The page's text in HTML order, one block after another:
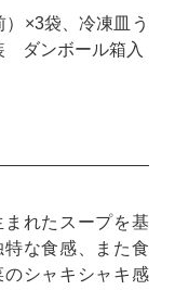
×3袋、冷凍皿う
ダンボール箱入
れたスープを基
な食感、また食
シャキシャキ感